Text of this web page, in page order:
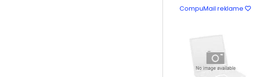
CompuMail reklame